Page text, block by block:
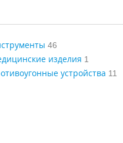
46
изделия 1
устройства 11